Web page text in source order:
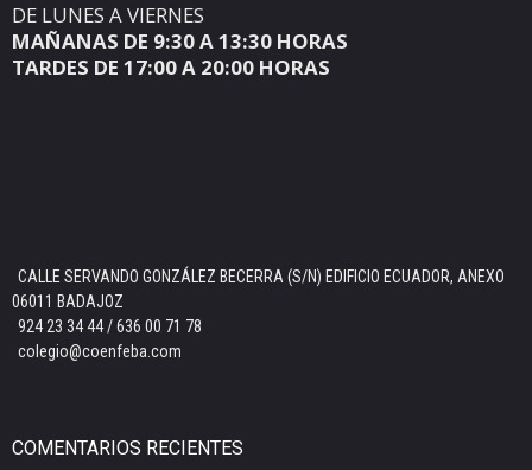
DE LUNES A VIERNES
MAÑANAS DE 9:30 A 13:30 HORAS
TARDES DE 17:00 A 20:00 HORAS
CALLE SERVANDO GONZÁLEZ BECERRA (S/N) EDIFICIO ECUADOR, ANEXO
06011 BADAJOZ
924 23 34 44 / 636 00 71 78
colegio@coenfeba.com
COMENTARIOS RECIENTES